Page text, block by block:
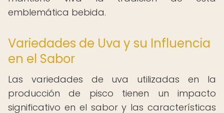
emblemática bebida.
Variedades de Uva y su Influencia
en el Sabor
Las variedades de uva utilizadas en la
producción de pisco tienen un impacto
significativo en el sabor y las características